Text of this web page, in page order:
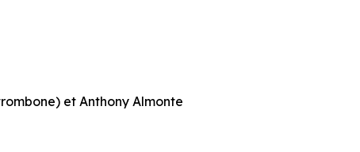
et Anthony Almonte